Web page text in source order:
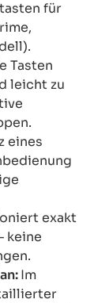
für
Tasten
leicht zu
eines
exakt
keine
Im